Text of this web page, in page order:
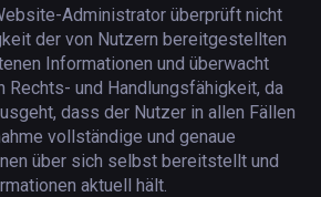
Administrator überprüft nicht
der von Nutzern bereitgestellten
Informationen und überwacht
Rechts- und Handlungsfähigkeit, da
dass der Nutzer in allen Fällen
vollständige und genaue
über sich selbst bereitstellt und
aktuell hält.